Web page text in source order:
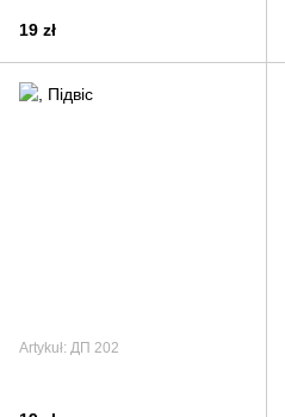
19 zł
Artykuł: ДП 202